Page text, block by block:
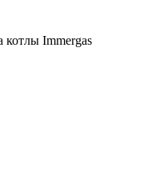
котлы Immergas